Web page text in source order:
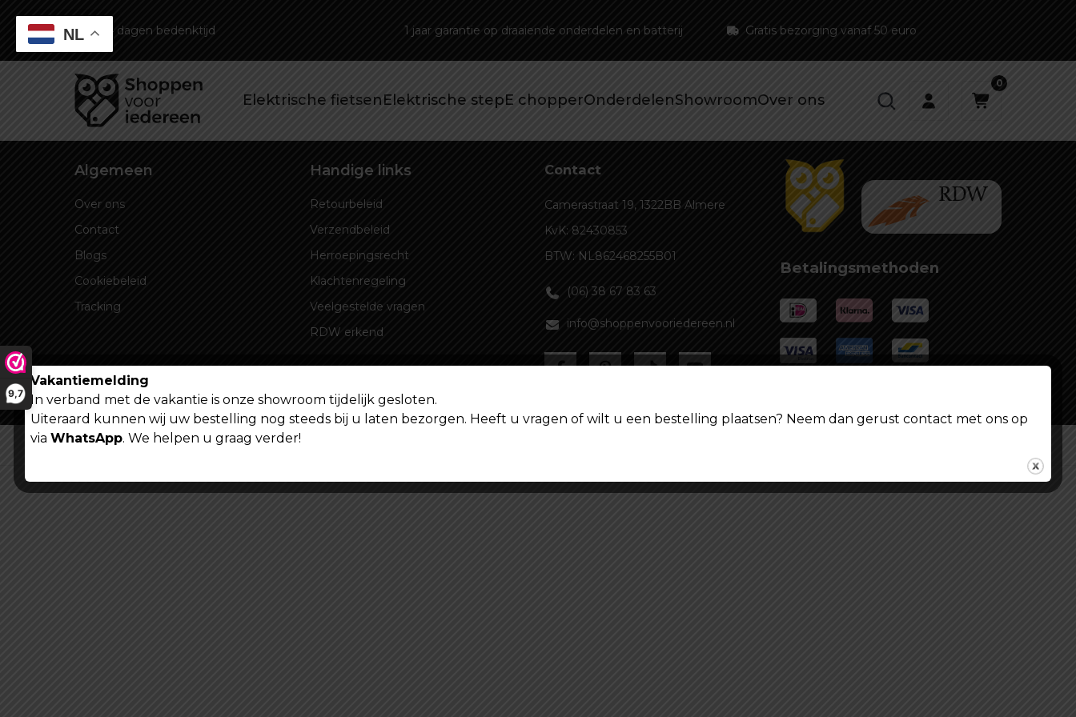
9,7
Gratis bezorging vanaf 50 euro
14 dagen bedenktijd 1 jaar garantie op draaiende onderdelen en batterij
Elektrische fietsenElektrische stepE chopperOnderdelenShowroomOver ons
0
Algemeen
Over ons
Contact
Blogs
Cookiebeleid
Tracking
Handige links
Retourbeleid
Verzendbeleid
Herroepingsrecht
Klachtenregeling
Veelgestelde vragen
RDW erkend
Contact
Camerastraat 19, 1322BB Almere
KvK: 82430853
BTW: NL862468255B01
(06) 38 67 83 63
info@shoppenvooriedereen.nl
Betalingsmethoden
Algemene voorwaardenPrivacy verklaring
NL
Vakantiemelding
In verband met de vakantie is onze showroom tijdelijk gesloten.
Uiteraard kunnen wij uw bestelling nog steeds bij u laten bezorgen. Heeft u vragen of wilt u een bestelling plaatsen? Neem dan gerust contact met ons op
via WhatsApp. We helpen u graag verder!